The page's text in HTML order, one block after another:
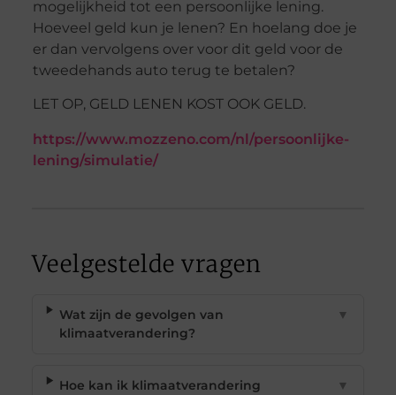
mogelijkheid tot een persoonlijke lening.
Hoeveel geld kun je lenen? En hoelang doe je
er dan vervolgens over voor dit geld voor de
tweedehands auto terug te betalen?
LET OP, GELD LENEN KOST OOK GELD.
https://www.mozzeno.com/nl/persoonlijke-
lening/simulatie/
Veelgestelde vragen
Wat zijn de gevolgen van
klimaatverandering?
▼
Hoe kan ik klimaatverandering ▼